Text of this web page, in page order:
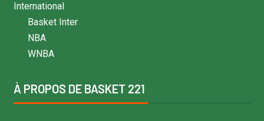
International
Basket Inter
NBA
WNBA
À PROPOS DE BASKET 221